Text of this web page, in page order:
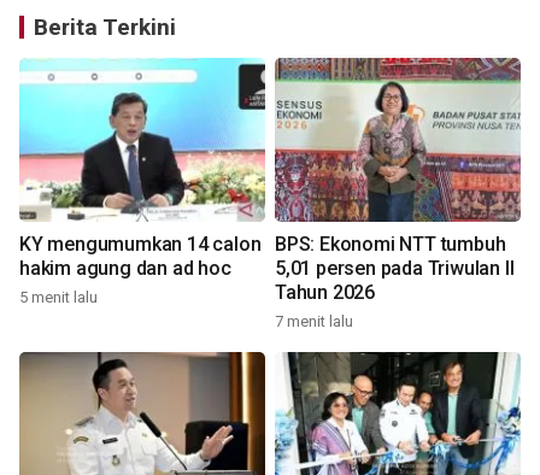
Berita Terkini
KY mengumumkan 14 calon
hakim agung dan ad hoc
5 menit lalu
BPS: Ekonomi NTT tumbuh
5,01 persen pada Triwulan II
Tahun 2026
7 menit lalu